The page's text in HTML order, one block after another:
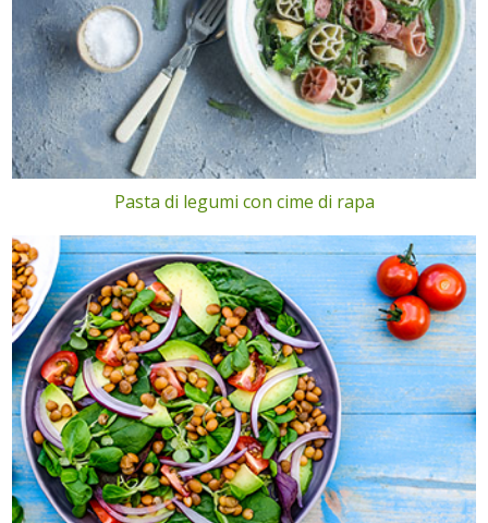
Pasta di legumi con cime di rapa